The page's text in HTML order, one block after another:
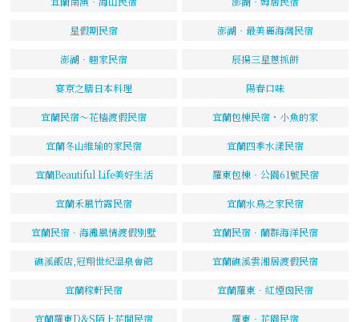
星假期民宿 澎湖‧最美麗海灣民宿
澎湖‧翹家民宿 辰揚三星蔥抓餅
宴京之膳日本料理 陽春口味
宜蘭民宿～花檣渡假民宿 宜蘭包棟民宿・小魚的家
宜蘭冬山維瑜的家民宿 宜蘭四季水漾民宿
宜蘭Beautiful Life美好生活 羅東包棟‧公園61號民宿
宜蘭禾風竹露民宿 宜蘭水鳥之家民宿
宜蘭民宿．海灘風情渡假別墅 宜蘭民宿．蘭群海洋民宿
礁溪飯店,冠翔世紀溫泉會館 宜蘭礁溪雲湘居渡假民宿
宜蘭稼軒民宿 宜蘭羅東．紅煙囪民宿
宜蘭羅東D&S陌上花開民宿 羅東‧花園民宿